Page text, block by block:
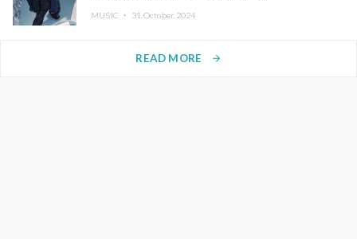
MUSIC ・ 31.October.2024
READ MORE arrow_forward